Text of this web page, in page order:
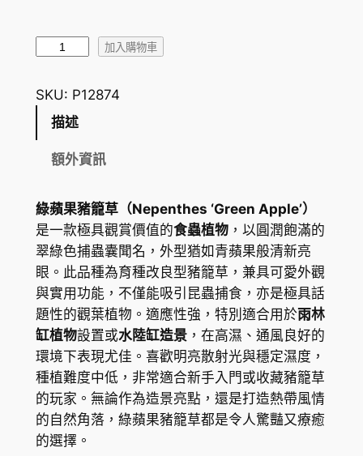
到
H
K
$
1
0
6
.
果
豬
e
p
e
n
t
h
e
s
'
G
r
e
加入購物車
SKU: P12874
描述
額外資訊
綠蘋果豬籠草（Nepenthes ‘Green Apple’）
是一款極具觀賞價值的食蟲植物，以圓潤飽滿的
翠綠色捕蟲囊聞名，外型猶如青蘋果般清新亮
眼。此品種為育種改良型豬籠草，兼具可愛外觀
與實用功能，不僅能吸引昆蟲捕食，亦是極具話
題性的觀葉植物。適應性強，特別適合用於雨林
缸植物設置或水陸缸造景，在高濕、通風良好的
環境下表現尤佳。喜歡明亮散射光與穩定濕度，
種植難度中低，非常適合新手入門或收藏豬籠草
的玩家。無論作為造景亮點，還是打造熱帶風情
的自然角落，綠蘋果豬籠草都是令人驚豔又療癒
的選擇。